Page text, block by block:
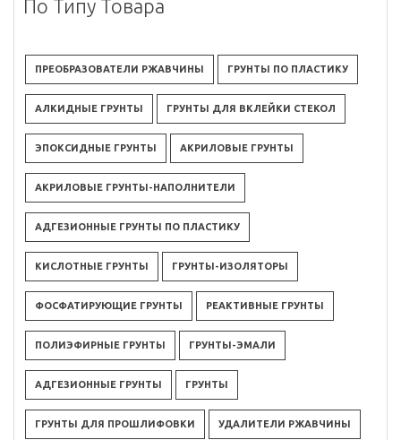
По Типу Товара
ПРЕОБРАЗОВАТЕЛИ РЖАВЧИНЫ ГРУНТЫ ПО ПЛАСТИКУ
АЛКИДНЫЕ ГРУНТЫ ГРУНТЫ ДЛЯ ВКЛЕЙКИ СТЕКОЛ
ЭПОКСИДНЫЕ ГРУНТЫ АКРИЛОВЫЕ ГРУНТЫ
АКРИЛОВЫЕ ГРУНТЫ-НАПОЛНИТЕЛИ
АДГЕЗИОННЫЕ ГРУНТЫ ПО ПЛАСТИКУ
КИСЛОТНЫЕ ГРУНТЫ ГРУНТЫ-ИЗОЛЯТОРЫ
ФОСФАТИРУЮЩИЕ ГРУНТЫ РЕАКТИВНЫЕ ГРУНТЫ
ПОЛИЭФИРНЫЕ ГРУНТЫ ГРУНТЫ-ЭМАЛИ
АДГЕЗИОННЫЕ ГРУНТЫ ГРУНТЫ
ГРУНТЫ ДЛЯ ПРОШЛИФОВКИ УДАЛИТЕЛИ РЖАВЧИНЫ